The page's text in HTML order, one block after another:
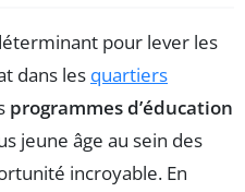
pour lever les
dans les quartiers
programmes d’éducation
jeune âge au sein des
incroyable. En